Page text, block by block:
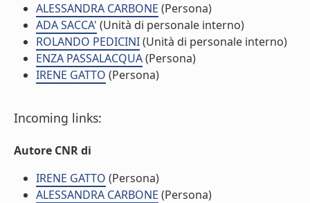
ALESSANDRA CARBONE (Persona)
ADA SACCA' (Unità di personale interno)
ROLANDO PEDICINI(Unità di personale interno)
ENZA PASSALACQUA(Persona)
IRENE GATTO (Persona)
Incoming links:
Autore CNR di
IRENE GATTO (Persona)
ALESSANDRA CARBONE (Persona)